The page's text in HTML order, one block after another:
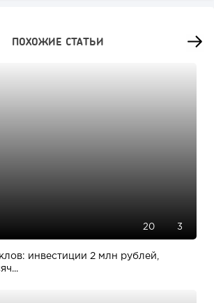
ПОХОЖИЕ СТАТЬИ
20 3
инвестиции 2 млн рублей,